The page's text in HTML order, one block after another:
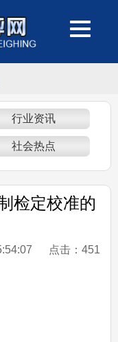
行业资讯
社会热点
检定校准的
点击： 451